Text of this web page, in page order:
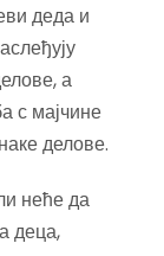
деда и
а
с мајчине
делове.
неће да
деца,